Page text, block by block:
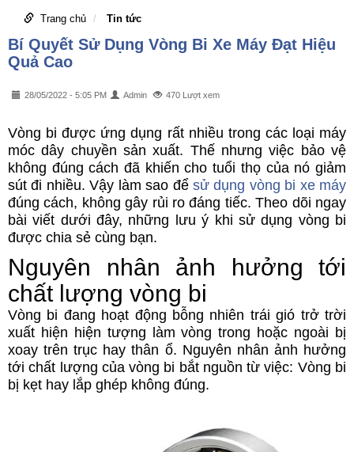
Trang chủ Tin tức
Bí Quyết Sử Dụng Vòng Bi Xe Máy Đạt Hiệu
Quả Cao
28/05/2022 - 5:05 PM Admin 470 Lượt xem
Vòng bi được ứng dụng rất nhiều trong các loại máy
móc dây chuyền sản xuất. Thế nhưng việc bảo vệ
không đúng cách đã khiến cho tuổi thọ của nó giảm
sút đi nhiều. Vậy làm sao để sử dụng vòng bi xe máy
đúng cách, không gây rủi ro đáng tiếc. Theo dõi ngay
bài viết dưới đây, những lưu ý khi sử dụng vòng bi
được chia sẻ cùng bạn.
Nguyên nhân ảnh hưởng tới
chất lượng vòng bi
Vòng bi đang hoạt động bỗng nhiên trái gió trở trời
xuất hiện hiện tượng làm vòng trong hoặc ngoài bị
xoay trên trục hay thân ổ. Nguyên nhân ảnh hưởng
tới chất lượng của vòng bi bắt nguồn từ việc: Vòng bi
bị kẹt hay lắp ghép không đúng.